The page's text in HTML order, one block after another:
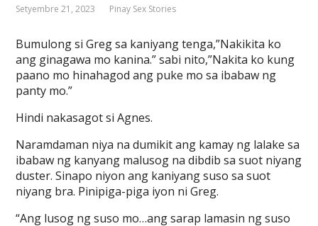
Setyembre 21, 2023 Pinay Sex Stories
Bumulong si Greg sa kaniyang tenga,”Nakikita ko
ang ginagawa mo kanina.” sabi nito,”Nakita ko kung
paano mo hinahagod ang puke mo sa ibabaw ng
panty mo.”
Hindi nakasagot si Agnes.
Naramdaman niya na dumikit ang kamay ng lalake sa
ibabaw ng kanyang malusog na dibdib sa suot niyang
duster. Sinapo niyon ang kaniyang suso sa suot
niyang bra. Pinipiga-piga iyon ni Greg.
“Ang lusog ng suso mo…ang sarap lamasin ng suso